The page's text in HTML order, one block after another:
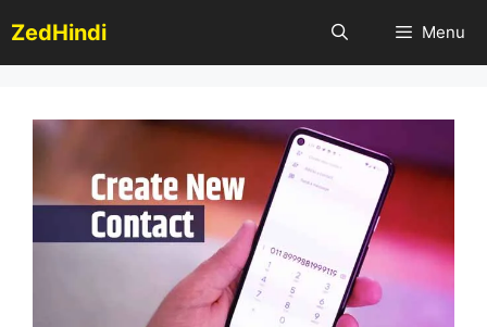
to
content
ZedHindi Menu